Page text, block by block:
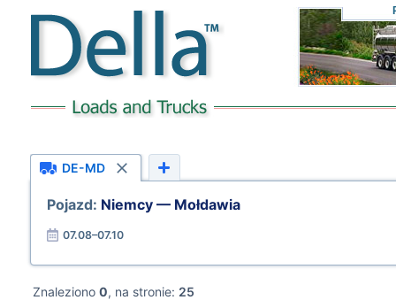
DE-MD
Pojazd: Niemcy — Mołdawia
07.08–07.10
Znaleziono 0, na stronie: 25